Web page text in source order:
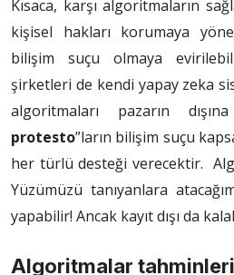
Kısaca, karşı algoritmaların
kişisel hakları korumaya
bilişim suçu olmaya
şirketleri de kendi yapay zeka
algoritmaları pazarın
protesto”ların bilişim suçu
her türlü desteği verecektir.
Yüzümüzü tanıyanlara
yapabilir! Ancak kayıt dışı da
Algoritmalar